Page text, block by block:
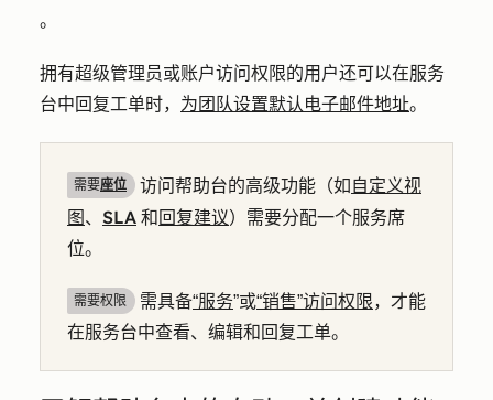
。
拥有超级管理员或账户访问权限的用户还可以在服务
台中回复工单时， 为团队设置默认电子邮件地址。
需要座位 访问帮助台的高级功能（如 自定义视
图、 SLA 和 回复建议）需要分配一个服务席
位。
需要权限 需具备“服务”或“销售”访问权限，才能
在服务台中查看、编辑和回复工单。